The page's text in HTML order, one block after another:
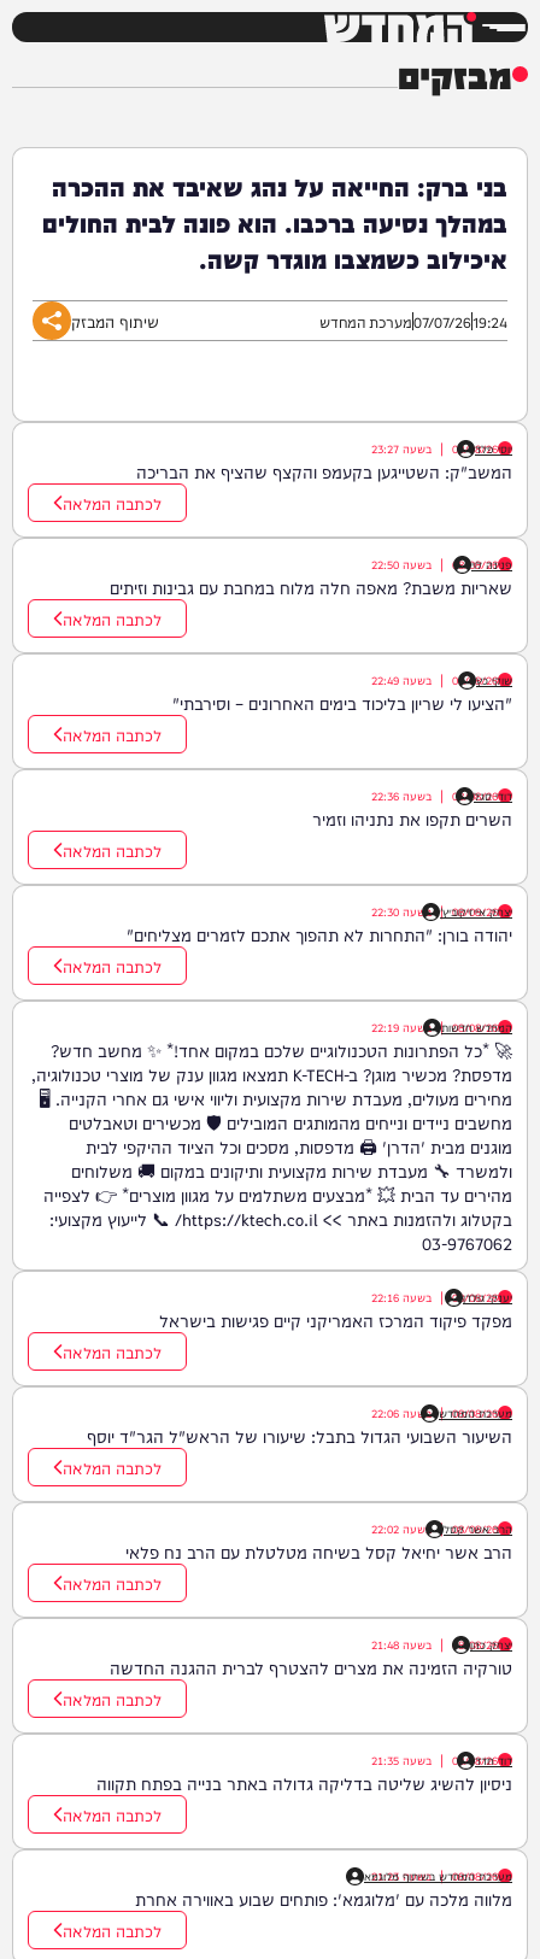
המחדש
מבזקים
בני ברק: החייאה על נהג שאיבד את ההכרה
במהלך נסיעה ברכבו. הוא פונה לבית החולים
איכילוב כשמצבו מוגדר קשה.
19:24
07/07/26מערכת המחדש שיתוף המבזק
יוסי פלד
08/08/26
| בשעה 23:27
המשב"ק: השטייגען בקעמפ והקצף שהציף את הבריכה
לכתבה המלאה
פנינה לוי
08/08/26
| בשעה 22:50
שאריות משבת? מאפה חלה מלוח במחבת עם גבינות וזיתים
לכתבה המלאה
שוקי כץ
08/08/26
| בשעה 22:49
"הציעו לי שריון בליכוד בימים האחרונים – וסירבתי"
לכתבה המלאה
דודי סגל
08/08/26
| בשעה 22:36
השרים תקפו את נתניהו וזמיר
לכתבה המלאה
יצחק אייזיקוביץ'
08/08/26
| בשעה 22:30
יהודה בורן: "התחרות לא תהפוך אתכם לזמרים מצליחים"
לכתבה המלאה
המחדש חדשות
08/08/26
| בשעה 22:19
🚀 *כל הפתרונות הטכנולוגיים שלכם במקום אחד!* ✨ מחשב חדש?
מדפסת? מכשיר מוגן? ב-K-TECH תמצאו מגוון ענק של מוצרי טכנולוגיה,
מחירים מעולים, מעבדת שירות מקצועית וליווי אישי גם אחרי הקנייה. 🖥️
מחשבים ניידים ונייחים מהמותגים המובילים 🛡️ מכשירים וטאבלטים
מוגנים מבית 'הדרן' 🖨️ מדפסות, מסכים וכל הציוד ההיקפי לבית
ולמשרד 🔧 מעבדת שירות מקצועית ותיקונים במקום 🚚 משלוחים
מהירים עד הבית 💥 *מבצעים משתלמים על מגוון מוצרים* 👉 לצפייה
בקטלוג ולהזמנות באתר >> https://ktech.co.il/ 📞 לייעוץ מקצועי:
03-9767062
יענקי גולדן
08/08/26
| בשעה 22:16
מפקד פיקוד המרכז האמריקני קיים פגישות בישראל
לכתבה המלאה
מערכת המחדש
08/08/26
| בשעה 22:06
השיעור השבועי הגדול בתבל: שיעורו של הראש"ל הגר"ד יוסף
לכתבה המלאה
הרב אשר קסל
08/08/26
| בשעה 22:02
הרב אשר יחיאל קסל בשיחה מטלטלת עם הרב נח פלאי
לכתבה המלאה
יצחק כהן
08/08/26
| בשעה 21:48
טורקיה הזמינה את מצרים להצטרף לברית ההגנה החדשה
לכתבה המלאה
דוד חדד
08/08/26
| בשעה 21:35
ניסיון להשיג שליטה בדליקה גדולה באתר בנייה בפתח תקווה
לכתבה המלאה
מערכת המחדש בשיתוף מלוגמא
08/08/26
| בשעה 21:23
מלווה מלכה עם 'מלוגמא': פותחים שבוע באווירה אחרת
לכתבה המלאה